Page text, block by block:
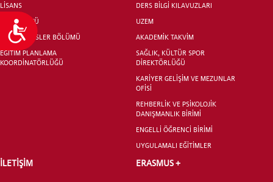
Ulaşılabilirlik
LİSANS
LİSANSÜSTÜ
ORTAK DERSLER BÖLÜMÜ
EĞİTİM PLANLAMA
KOORDİNATÖRLÜĞÜ
DERS BİLGİ KILAVUZLARI
UZEM
AKADEMİK TAKVİM
SAĞLIK, KÜLTÜR SPOR
DİREKTÖRLÜĞÜ
KARİYER GELİŞİM VE MEZUNLAR
OFİSİ
REHBERLİK VE PSİKOLOJİK
DANIŞMANLIK BİRİMİ
ENGELLİ ÖĞRENCİ BİRİMİ
UYGULAMALI EĞİTİMLER
İLETİŞİM ERASMUS +